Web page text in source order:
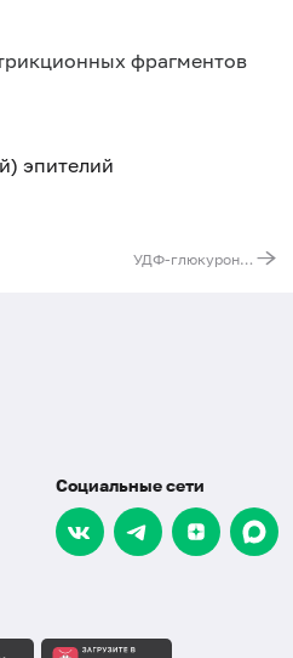
фрагментов
эпителий
УДФ-глюкуронозил трансфераза 1A1 (UGT1A1). Выявление мутации (TA)6/7 (регуляторная область гена)
Социальные сети